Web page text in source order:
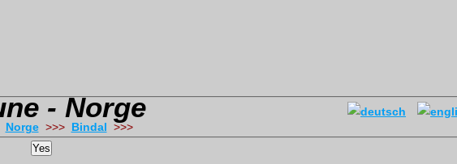
Kommune - Norge
Norge>>> Bindal
Yes